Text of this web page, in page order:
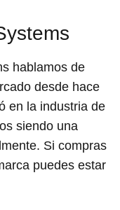
hablamos de
desde hace
en la industria de
siendo una
Si compras
puedes estar